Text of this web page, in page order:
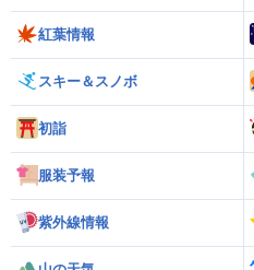
紅葉情報
スキー＆スノボ
初詣
服装予報
紫外線情報